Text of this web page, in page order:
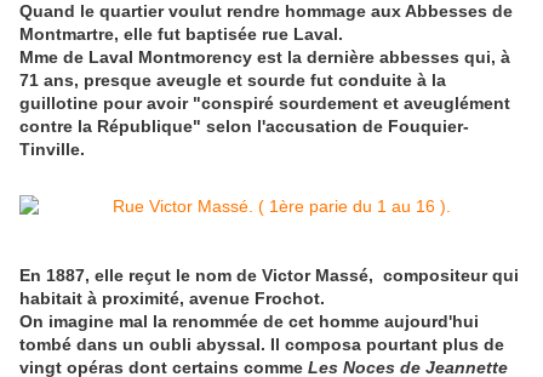
Quand le quartier voulut rendre hommage aux Abbesses de
Montmartre, elle fut baptisée rue Laval.
Mme de Laval Montmorency est la dernière abbesses qui, à
71 ans, presque aveugle et sourde fut conduite à la
guillotine pour avoir "conspiré sourdement et aveuglément
contre la République" selon l'accusation de Fouquier-
Tinville.
En 1887, elle reçut le nom de Victor Massé, compositeur qui
habitait à proximité, avenue Frochot.
On imagine mal la renommée de cet homme aujourd'hui
tombé dans un oubli abyssal. Il composa pourtant plus de
vingt opéras dont certains comme Les Noces de Jeannette